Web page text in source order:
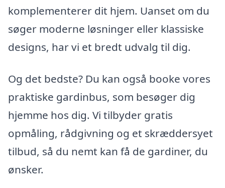
komplementerer dit hjem. Uanset om du
søger moderne løsninger eller klassiske
designs, har vi et bredt udvalg til dig.
Og det bedste? Du kan også booke vores
praktiske gardinbus, som besøger dig
hjemme hos dig. Vi tilbyder gratis
opmåling, rådgivning og et skræddersyet
tilbud, så du nemt kan få de gardiner, du
ønsker.